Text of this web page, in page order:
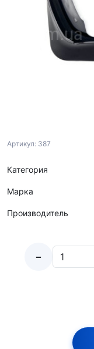
Артикул: 387
Категория
Марка
Производитель
-